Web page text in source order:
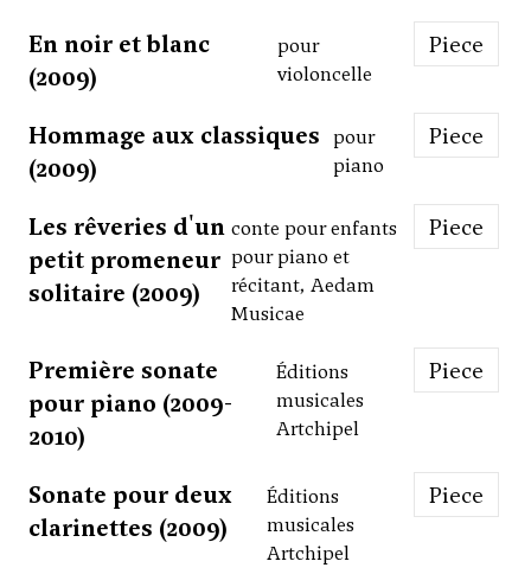
En noir et blanc
(2009)
pour
violoncelle
Piece
Hommage aux classiques
(2009)
pour
piano
Piece
Les rêveries d'un
petit promeneur
solitaire (2009)
conte pour enfants
pour piano et
récitant, Aedam
Musicae
Piece
Première sonate
pour piano (2009-
2010)
Éditions
musicales
Artchipel
Piece
Sonate pour deux
clarinettes (2009)
Éditions
musicales
Artchipel
Piece